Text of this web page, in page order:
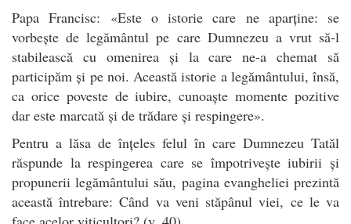
Papa Francisc: «Este o istorie care ne aparține: se
vorbește de legământul pe care Dumnezeu a vrut să-l
stabilească cu omenirea și la care ne-a chemat să
participăm și pe noi. Această istorie a legământului, însă,
ca orice poveste de iubire, cunoaște momente pozitive
dar este marcată și de trădare și respingere».
Pentru a lăsa de înțeles felul în care Dumnezeu Tatăl
răspunde la respingerea care se împotrivește iubirii și
propunerii legământului său, pagina evangheliei prezintă
această întrebare: Când va veni stăpânul viei, ce le va